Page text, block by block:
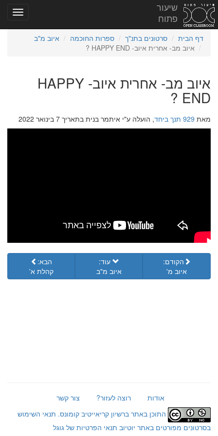
שיעור
פתוח
דף הבית סרטונים בתנ"ך ספרות החוכמה
איוב מ"ב
איוב מב- אחרית איוב- HAPPY END ?
איוב מב- אחרית איוב- HAPPY
END ?
מאת 929 תנך ביחד , הועלה ע"י איתמר בנית בתאריך 7 בינואר 2022
הקודם:
איוב מ'
עוד:
איוב מ"ב
הבא:
קהלת א'
אודות רוצה לעזור?
צור קשר
התוכן באתר ברשיון קריאייטיב קומונס. תנאי השימוש
בסרטונים מפורטים באתר יוטיוב תנאי הפרטיות של גוגל